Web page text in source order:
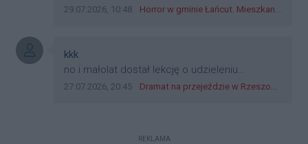
Data dodania komentarza:
29.07.2026, 10:48 Źródło komentarza:
Horror w gminie Łańcut. Mieszkaniec Rzeszowa terroryzował rodzinę nożem i zaatakował policjantów! [VIDEO]
Autor komentarza:
kkk
Treść komentarza:
no i małolat dostał lekcję o udzieleniu
pierwszeństwa
Data dodania komentarza:
27.07.2026, 20:45 Źródło komentarza:
Dramat na przejeździe w Rzeszowie. 16-latek na hulajnodze wjechał wprost pod szynobus
REKLAMA